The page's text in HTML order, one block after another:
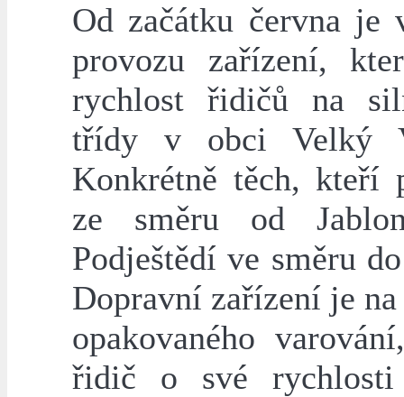
Od začátku června je
provozu zařízení,
rychlost řidičů na
třídy v obci Velký
Konkrétně těch, kteří
ze směru od
Podještědí ve směru
Dopravní zařízení je
opakovaného
řidič o své rychlosti